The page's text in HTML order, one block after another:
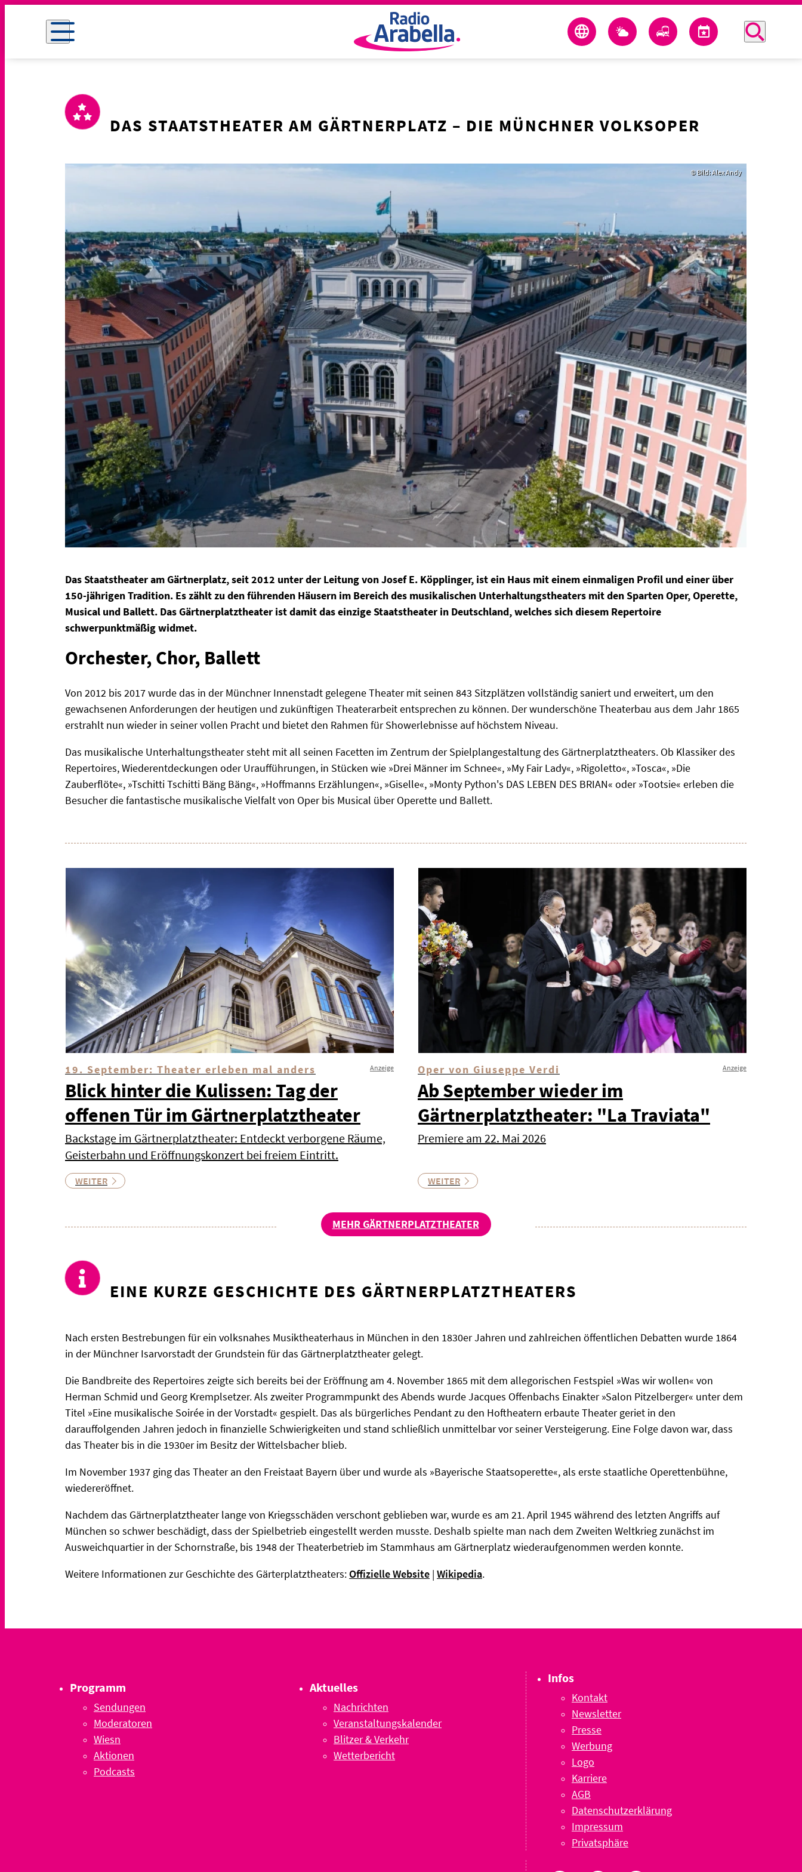
DAS STAATSTHEATER AM GÄRTNERPLATZ – DIE MÜNCHNER VOLKSOPER
© Bild: Alex Andy
Das Staatstheater am Gärtnerplatz, seit 2012 unter der Leitung von Josef E. Köpplinger, ist ein Haus mit einem einmaligen Profil und einer über
150-jährigen Tradition. Es zählt zu den führenden Häusern im Bereich des musikalischen Unterhaltungstheaters mit den Sparten Oper, Operette,
Musical und Ballett. Das Gärtnerplatztheater ist damit das einzige Staatstheater in Deutschland, welches sich diesem Repertoire
schwerpunktmäßig widmet.
Orchester, Chor, Ballett
Von 2012 bis 2017 wurde das in der Münchner Innenstadt gelegene Theater mit seinen 843 Sitzplätzen vollständig saniert und erweitert, um den
gewachsenen Anforderungen der heutigen und zukünftigen Theaterarbeit entsprechen zu können. Der wunderschöne Theaterbau aus dem Jahr 1865
erstrahlt nun wieder in seiner vollen Pracht und bietet den Rahmen für Showerlebnisse auf höchstem Niveau.
Das musikalische Unterhaltungstheater steht mit all seinen Facetten im Zentrum der Spielplangestaltung des Gärtnerplatztheaters. Ob Klassiker des
Repertoires, Wiederentdeckungen oder Uraufführungen, in Stücken wie »Drei Männer im Schnee«, »My Fair Lady«, »Rigoletto«, »Tosca«, »Die
Zauberflöte«, »Tschitti Tschitti Bäng Bäng«, »Hoffmanns Erzählungen«, »Giselle«, »Monty Python's DAS LEBEN DES BRIAN« oder »Tootsie« erleben die
Besucher die fantastische musikalische Vielfalt von Oper bis Musical über Operette und Ballett.
19. September: Theater erleben mal anders Anzeige
Blick hinter die Kulissen: Tag der
offenen Tür im Gärtnerplatztheater
Backstage im Gärtnerplatztheater: Entdeckt verborgene Räume,
Geisterbahn und Eröffnungskonzert bei freiem Eintritt.
WEITER
Oper von Giuseppe Verdi Anzeige
Ab September wieder im
Gärtnerplatztheater: "La Traviata"
Premiere am 22. Mai 2026
WEITER
MEHR GÄRTNERPLATZTHEATER
EINE KURZE GESCHICHTE DES GÄRTNERPLATZTHEATERS
Nach ersten Bestrebungen für ein volksnahes Musiktheaterhaus in München in den 1830er Jahren und zahlreichen öffentlichen Debatten wurde 1864
in der Münchner Isarvorstadt der Grundstein für das Gärtnerplatztheater gelegt.
Die Bandbreite des Repertoires zeigte sich bereits bei der Eröffnung am 4. November 1865 mit dem allegorischen Festspiel »Was wir wollen« von
Herman Schmid und Georg Kremplsetzer. Als zweiter Programmpunkt des Abends wurde Jacques Offenbachs Einakter »Salon Pitzelberger« unter dem
Titel »Eine musikalische Soirée in der Vorstadt« gespielt. Das als bürgerliches Pendant zu den Hoftheatern erbaute Theater geriet in den
darauffolgenden Jahren jedoch in finanzielle Schwierigkeiten und stand schließlich unmittelbar vor seiner Versteigerung. Eine Folge davon war, dass
das Theater bis in die 1930er im Besitz der Wittelsbacher blieb.
Im November 1937 ging das Theater an den Freistaat Bayern über und wurde als »Bayerische Staatsoperette«, als erste staatliche Operettenbühne,
wiedereröffnet.
Nachdem das Gärtnerplatztheater lange von Kriegsschäden verschont geblieben war, wurde es am 21. April 1945 während des letzten Angriffs auf
München so schwer beschädigt, dass der Spielbetrieb eingestellt werden musste. Deshalb spielte man nach dem Zweiten Weltkrieg zunächst im
Ausweichquartier in der Schornstraße, bis 1948 der Theaterbetrieb im Stammhaus am Gärtnerplatz wiederaufgenommen werden konnte.
Weitere Informationen zur Geschichte des Gärterplatztheaters: Offizielle Website | Wikipedia.
Programm
Sendungen
Moderatoren
Wiesn
Aktionen
Podcasts
Aktuelles
Nachrichten
Veranstaltungskalender
Blitzer & Verkehr
Wetterbericht
Infos
Kontakt
Newsletter
Presse
Werbung
Logo
Karriere
AGB
Datenschutzerklärung
Impressum
Privatsphäre